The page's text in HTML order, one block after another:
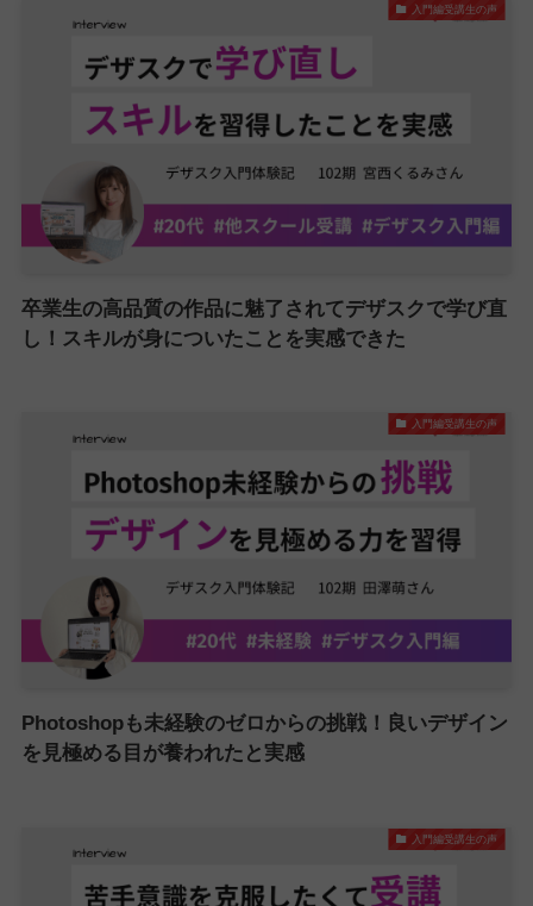
入門編受講生の声
卒業生の高品質の作品に魅了されてデザスクで学び直
し！スキルが身についたことを実感できた
入門編受講生の声
Photoshopも未経験のゼロからの挑戦！良いデザイン
を見極める目が養われたと実感
入門編受講生の声